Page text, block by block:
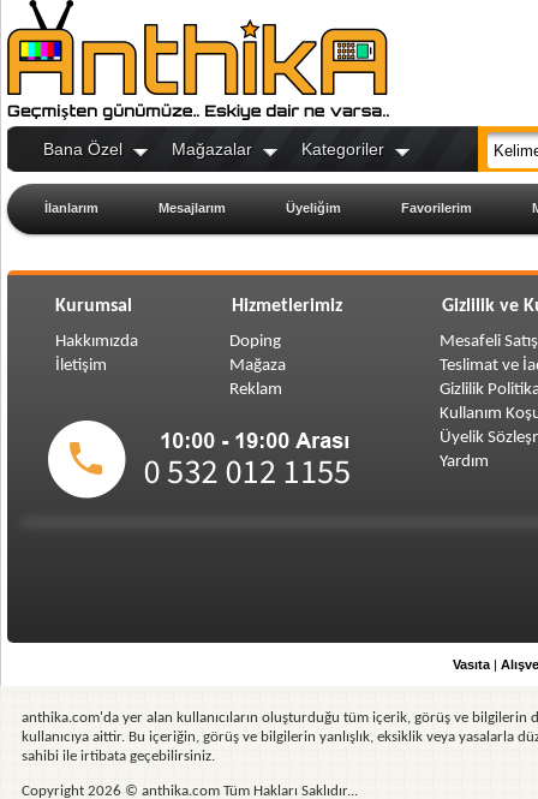
Bana Özel Mağazalar Kategoriler
İlanlarım Mesajlarım Üyeliğim Favorilerim
Kurumsal Hizmetlerimiz Gizlilik ve
Hakkımızda
İletişim
Doping
Mağaza
Reklam
Mesafeli
Teslimat ve
Gizlilik
Kullanım
Üyelik
Yardım
anthika.com'da yer alan kullanıcıların oluşturduğu tüm içerik, görüş ve
kullanıcıya aittir. Bu içeriğin, görüş ve bilgilerin yanlışlık, eksiklik veya yasalarla
sahibi ile irtibata geçebilirsiniz.
Copyright 2026 © anthika.com Tüm Hakları Saklıdır...
Vasıta |